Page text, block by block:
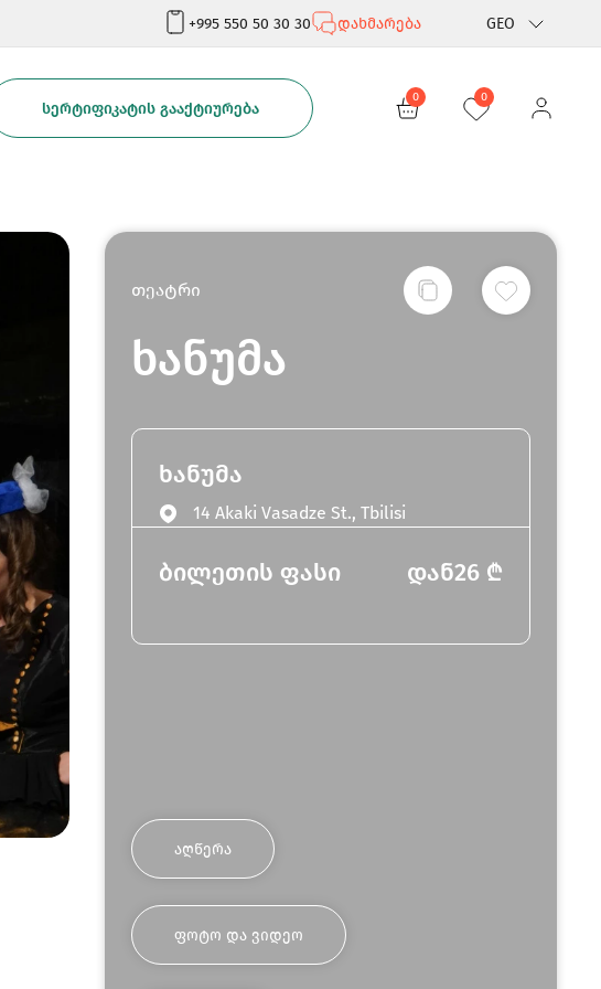
+995 550 50 30 30 დახმარება GEO
Rus
ᲡᲔᲠᲢᲘᲤᲘᲙᲐᲢᲘᲡ ᲒᲐᲐᲥᲢᲘᲣᲠᲔᲑᲐ
0 0
თეატრი
ხანუმა
ხანუმა
14 Akaki Vasadze St., Tbilisi
ბილეთის ფასი დან26 ₾
ᲐᲦᲬᲔᲠᲐ
ᲤᲝᲢᲝ ᲓᲐ ᲕᲘᲓᲔᲝ